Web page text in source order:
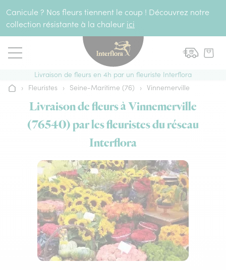
Canicule ? Nos fleurs tiennent le coup ! Découvrez notre
collection résistante à la chaleur ici
Livraison de fleurs en 4h par un fleuriste Interflora
Accueil
› Fleuristes › Seine-Maritime (76) › Vinnemerville
Livraison de fleurs à Vinnemerville
(76540) par les fleuristes du réseau
Interflora